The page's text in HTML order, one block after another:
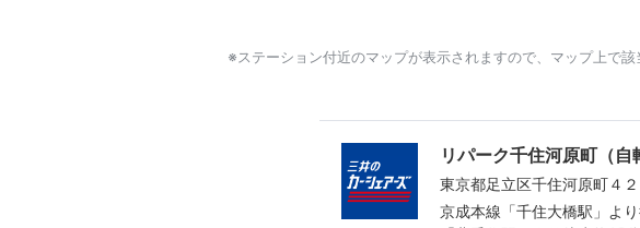
※ステーション付近のマップが表示されますので、マップ上で
リパーク千住河原町（自
東京都足立区千住河原町４２
京成本線「千住大橋駅」よ